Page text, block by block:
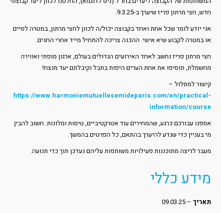
חדש, חצי מרתון פריז שיערך ב-9.3.25.
אני יודע לומר שכל אחת ואחד בקבוצה יכול/ה לכוון לחצי מרתון, במטרה לסיים
או במטרה לקבוע שיא אישי. ההכנה צריכה להתחיל מייד אחרי החגים.
חצי מרתון פריז נחשב לאחד האירועים הגדולים בעולם, ארגון מופתי ואווירה
מחשמלת, תוסיפו את אחת הערים היפות בתבל וקיבלתם יעד מנצח!
קישור למסלול –
https://www.harmoniemutuellesemideparis.com/en/practical-
information/course
אספנו עבורכם כרגע, שהמחירים עוד אטרקטיביים, טיסות ומלונות. חשוב להבין
מי בעניין כדי שנדע להיערך בהתאם, כל הפרטים בהמשך.
מעבר לריצה מתוכננות פעילויות משותפות עליהם נעדכן תוך כדי תנועה.
מידע כללי
תאריך – 09.03.25